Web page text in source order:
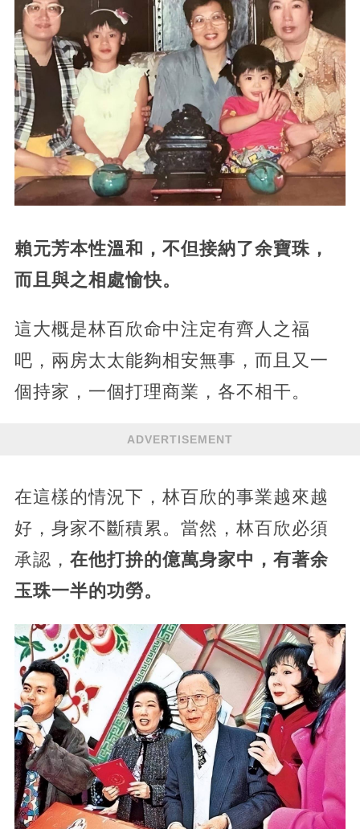
賴元芳本性溫和，不但接納了余寶珠，
而且與之相處愉快。
這大概是林百欣命中注定有齊人之福
吧，兩房太太能夠相安無事，而且又一
個持家，一個打理商業，各不相干。
ADVERTISEMENT
在這樣的情況下，林百欣的事業越來越
好，身家不斷積累。當然，林百欣必須
承認， 在他打拚的億萬身家中，有著余
玉珠一半的功勞。